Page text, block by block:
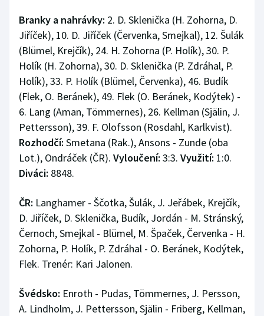
Branky a nahrávky: 2. D. Sklenička (H. Zohorna, D.
Jiříček), 10. D. Jiříček (Červenka, Smejkal), 12. Šulák
(Blümel, Krejčík), 24. H. Zohorna (P. Holík), 30. P.
Holík (H. Zohorna), 30. D. Sklenička (P. Zdráhal, P.
Holík), 33. P. Holík (Blümel, Červenka), 46. Budík
(Flek, O. Beránek), 49. Flek (O. Beránek, Kodýtek) -
6. Lang (Aman, Tömmernes), 26. Kellman (Själin, J.
Pettersson), 39. F. Olofsson (Rosdahl, Karlkvist).
Rozhodčí: Smetana (Rak.), Ansons - Zunde (oba
Lot.), Ondráček (ČR). Vyloučení: 3:3. Využití: 1:0.
Diváci: 8848.
ČR: Langhamer - Ščotka, Šulák, J. Jeřábek, Krejčík,
D. Jiříček, D. Sklenička, Budík, Jordán - M. Stránský,
Černoch, Smejkal - Blümel, M. Špaček, Červenka - H.
Zohorna, P. Holík, P. Zdráhal - O. Beránek, Kodýtek,
Flek. Trenér: Kari Jalonen.
Švédsko: Enroth - Pudas, Tömmernes, J. Persson,
A. Lindholm, J. Pettersson, Själin - Friberg, Kellman,